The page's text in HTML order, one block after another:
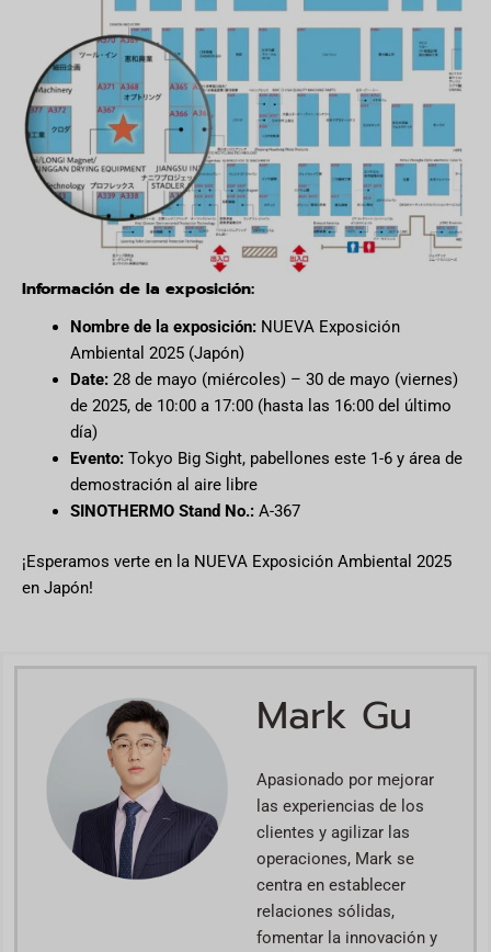
Información de la exposición:
Nombre de la exposición:NUEVA Exposición
Ambiental 2025 (Japón)
Date:28 de mayo (miércoles) – 30 de mayo (viernes)
de 2025, de 10:00 a 17:00 (hasta las 16:00 del último
día)
Evento:Tokyo Big Sight, pabellones este 1-6 y área de
demostración al aire libre
SINOTHERMO Stand No.:A-367
¡Esperamos verte en la NUEVA Exposición Ambiental 2025
en Japón!
Mark Gu
Apasionado por mejorar
las experiencias de los
clientes y agilizar las
operaciones, Mark se
centra en establecer
relaciones sólidas,
fomentar la innovación y